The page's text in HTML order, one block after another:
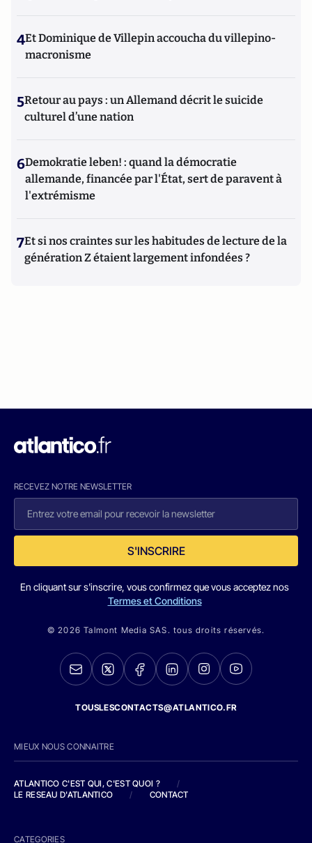
4Et Dominique de Villepin accoucha du villepino-
macronisme
5Retour au pays : un Allemand décrit le suicide
culturel d’une nation
6Demokratie leben! : quand la démocratie
allemande, financée par l'État, sert de paravent à
l'extrémisme
7Et si nos craintes sur les habitudes de lecture de la
génération Z étaient largement infondées ?
RECEVEZ NOTRE NEWSLETTER
S'INSCRIRE
En cliquant sur s'inscrire, vous confirmez que vous acceptez nos
Termes et Conditions
© 2026 Talmont Media SAS. tous droits réservés.
TOUSLESCONTACTS@ATLANTICO.FR
MIEUX NOUS CONNAITRE
ATLANTICO C'EST QUI, C'EST QUOI ?
/
LE RESEAU D'ATLANTICO
/ CONTACT
CATEGORIES